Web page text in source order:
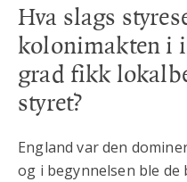
Hva slags
kolonimakten i
grad fikk
styret?
England var den
og i begynnelsen ble